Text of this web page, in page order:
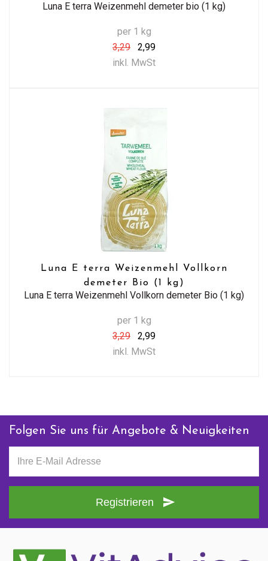
Luna E terra Weizenmehl demeter bio (1 kg)
per 1 kg
3,29
2,99
inkl. MwSt
Luna E terra Weizenmehl Vollkorn
demeter Bio (1 kg)
Luna E terra Weizenmehl Vollkorn demeter Bio (1 kg)
per 1 kg
3,29
2,99
inkl. MwSt
Folgen Sie uns für Angebote & Neuigkeiten
Registrieren